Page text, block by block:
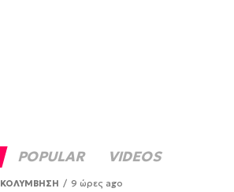
POPULAR VIDEOS
ΚΟΛΥΜΒΗΣΗ 9 ώρες ago